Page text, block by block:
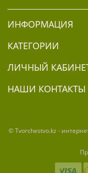
ИНФОРМАЦИЯ
КАТЕГОРИИ
ЛИЧНЫЙ
НАШИ КОНТАКТЫ
© Tvorchestvo.kz -